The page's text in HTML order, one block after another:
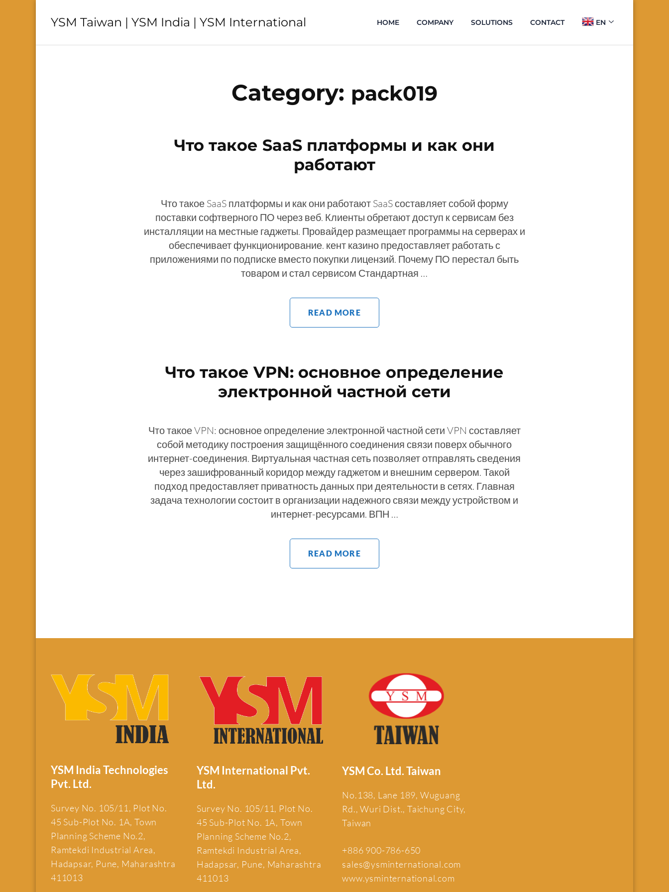
YSM Taiwan | YSM India | YSM International HOME COMPANY SOLUTIONS CONTACT EN
Category: pack019
Что такое SaaS платформы и как они
работают
Что такое SaaS платформы и как они работают SaaS составляет собой форму
поставки софтверного ПО через веб. Клиенты обретают доступ к сервисам без
инсталляции на местные гаджеты. Провайдер размещает программы на серверах и
обеспечивает функционирование. кент казино предоставляет работать с
приложениями по подписке вместо покупки лицензий. Почему ПО перестал быть
товаром и стал сервисом Стандартная …
READ MORE
Что такое VPN: основное определение
электронной частной сети
Что такое VPN: основное определение электронной частной сети VPN составляет
собой методику построения защищённого соединения связи поверх обычного
интернет-соединения. Виртуальная частная сеть позволяет отправлять сведения
через зашифрованный коридор между гаджетом и внешним сервером. Такой
подход предоставляет приватность данных при деятельности в сетях. Главная
задача технологии состоит в организации надежного связи между устройством и
интернет-ресурсами. ВПН …
READ MORE
YSM India Technologies
Pvt. Ltd.
Survey No. 105/11, Plot No.
45 Sub-Plot No. 1A, Town
Planning Scheme No.2,
Ramtekdi Industrial Area,
Hadapsar, Pune, Maharashtra
411013
YSM International Pvt.
Ltd.
Survey No. 105/11, Plot No.
45 Sub-Plot No. 1A, Town
Planning Scheme No.2,
Ramtekdi Industrial Area,
Hadapsar, Pune, Maharashtra
411013
YSM Co. Ltd. Taiwan
No.138, Lane 189, Wuguang
Rd., Wuri Dist., Taichung City,
Taiwan
+886 900-786-650
sales@ysminternational.com
www.ysminternational.com